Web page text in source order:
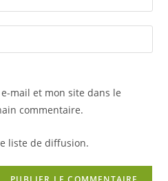
mail et mon site dans le
commentaire.
liste de diffusion.